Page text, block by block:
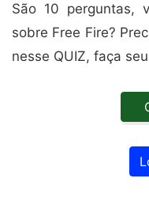
São 10 perguntas,
sobre Free Fire?
nesse QUIZ, faça seu